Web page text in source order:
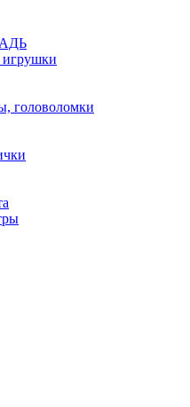
головоломки